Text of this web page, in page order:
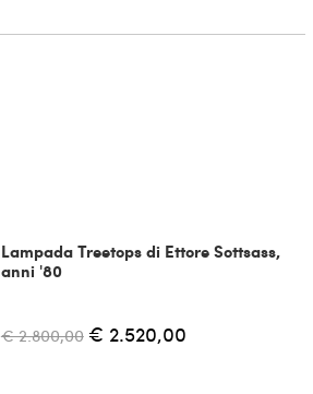
Lampada Treetops di Ettore Sottsass,
anni '80
€ 2.800,00 € 2.520,00